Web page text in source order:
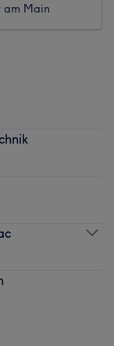
am Main